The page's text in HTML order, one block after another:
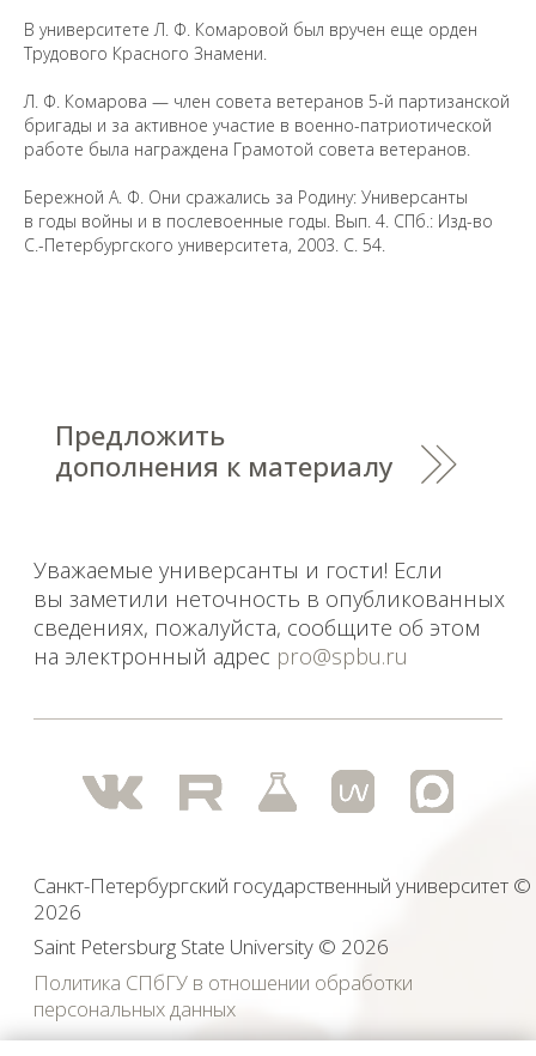
В университете Л. Ф. Комаровой был вручен еще орден
Трудового Красного Знамени.
Л. Ф. Комарова — член совета ветеранов 5-й партизанской
бригады и за активное участие в военно-патриотической
работе была награждена Грамотой совета ветеранов.
Бережной А. Ф. Они сражались за Родину: Универсанты
в годы войны и в послевоенные годы. Вып. 4. СПб.: Изд-во
С.-Петербургского университета, 2003. С. 54.
Политика СПбГУ в отношении обработки
персональных данных
Saint Petersburg State University
2026